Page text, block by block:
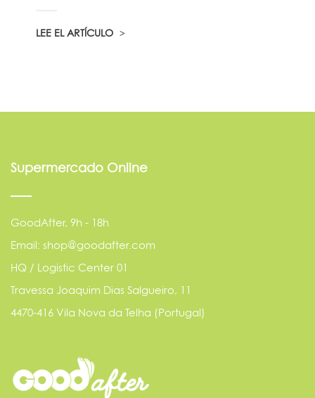
LEE EL ARTÍCULO
Supermercado Online
GoodAfter, 9h - 18h
Email: shop@goodafter.com
HQ / Logistic Center 01
Travessa Joaquim Dias Salgueiro, 11
4470-416 Vila Nova da Telha (Portugal)